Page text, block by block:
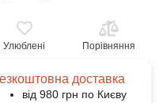
Улюблені Порівняння
доставка
від 980 грн по Києву